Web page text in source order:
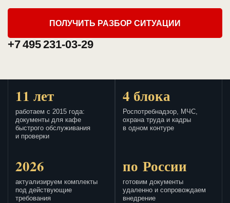
ПОЛУЧИТЬ РАЗБОР СИТУАЦИИ
+7 495 231-03-29
11 лет
работаем с 2015 года:
документы для кафе
быстрого обслуживания
и проверки
4 блока
Роспотребнадзор, МЧС,
охрана труда и кадры
в одном контуре
2026
актуализируем комплекты
под действующие
требования
по России
готовим документы
удаленно и сопровождаем
внедрение